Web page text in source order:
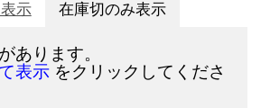
示 在庫切のみ表示
あります。
表示 をクリックしてくださ